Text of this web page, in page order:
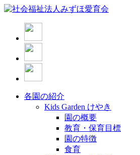
各園の紹介
Kids Garden けやき
園の概要
教育・保育目標
園の特徴
食育